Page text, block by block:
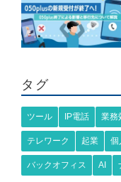
タグ
ツール IP電話 業務
テレワーク 起業 個
バックオフィス AI